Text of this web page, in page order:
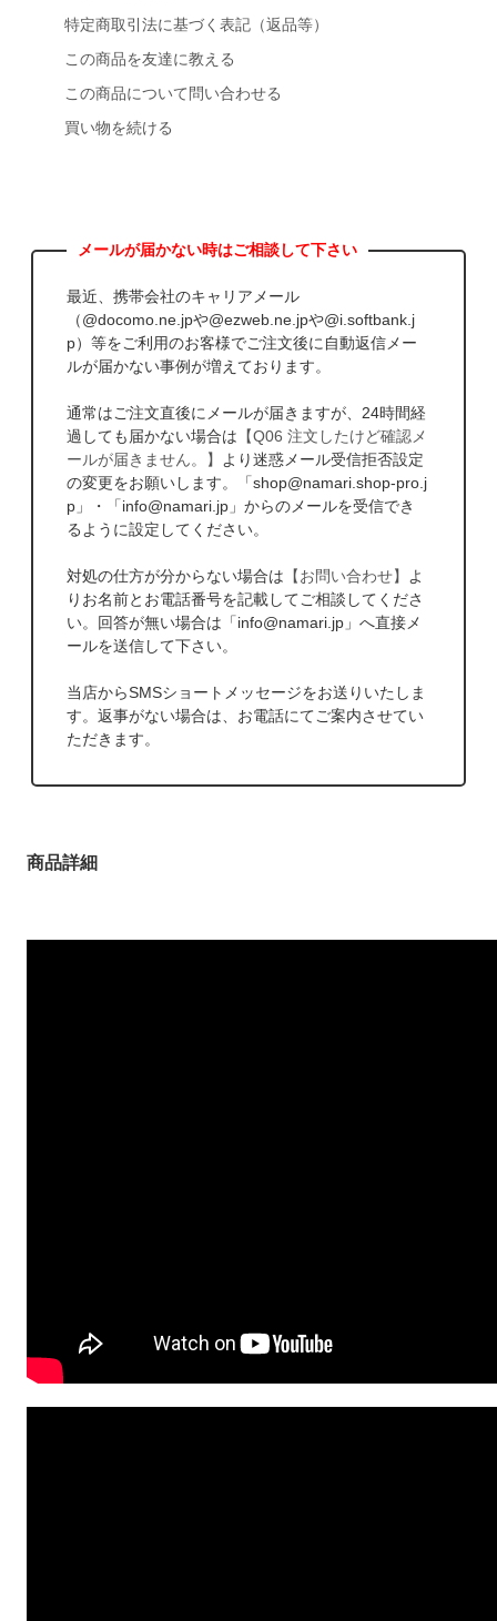
特定商取引法に基づく表記（返品等）
この商品を友達に教える
この商品について問い合わせる
買い物を続ける
最近、携帯会社のキャリアメール
（@docomo.ne.jpや@ezweb.ne.jpや@i.softbank.j
p）等をご利用のお客様でご注文後に自動返信メー
ルが届かない事例が増えております。
通常はご注文直後にメールが届きますが、24時間経
過しても届かない場合は 【Q06 注文したけど確認メ
ールが届きません。】
より迷惑メール受信拒否設定
の変更をお願いします。「shop@namari.shop-pro.j
p」・「info@namari.jp」からのメールを受信でき
るように設定してください。
対処の仕方が分からない場合は 【お問い合わせ】
よ
りお名前とお電話番号を記載してご相談してくださ
い。回答が無い場合は「info@namari.jp」へ直接メ
ールを送信して下さい。
当店からSMSショートメッセージをお送りいたしま
す。返事がない場合は、お電話にてご案内させてい
ただきます。
商品詳細